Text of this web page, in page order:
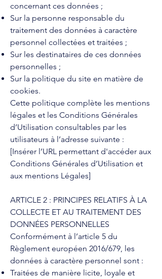
concernant ces données ;
Sur la personne responsable du
traitement des données à caractère
personnel collectées et traitées ;
Sur les destinataires de ces données
personnelles ;
Sur la politique du site en matière de
cookies.
Cette politique complète les mentions
légales et les Conditions Générales
d’Utilisation consultables par les
utilisateurs à l’adresse suivante :
[Insérer l’URL permettant d'accéder aux
Conditions Générales d’Utilisation et
aux mentions Légales]
ARTICLE 2 : PRINCIPES RELATIFS À LA
COLLECTE ET AU TRAITEMENT DES
DONNÉES PERSONNELLES
Conformément à l’article 5 du
Règlement européen 2016/679, les
données à caractère personnel sont :
Traitées de manière licite, loyale et